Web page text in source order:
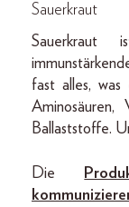
Sauerkraut
fast alles, was
Ballaststoffe.
Die